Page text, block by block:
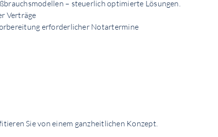
– steuerlich optimierte Lösungen.
Verträge
erforderlicher Notartermine
Sie von einem ganzheitlichen Konzept.